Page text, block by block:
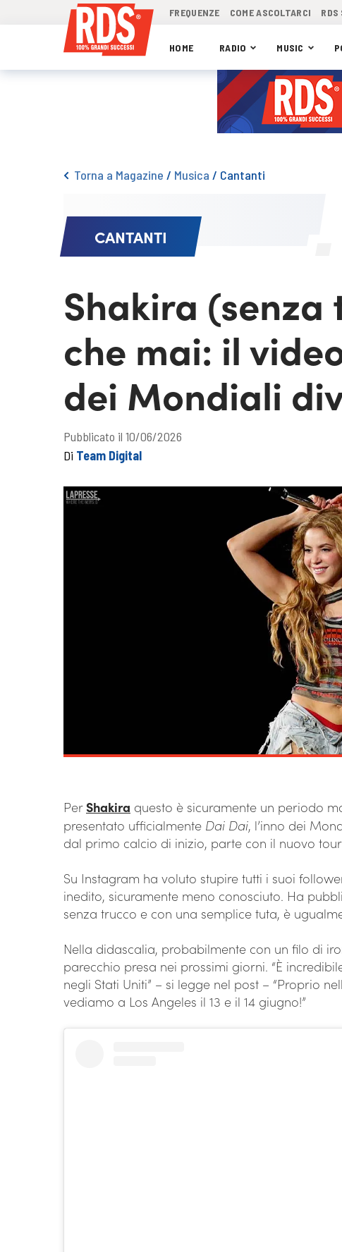
FREQUENZE COME ASCOLTARCI RDS
HOME RADIO MUSIC
Torna a Magazine / Musica / Cantanti
CANTANTI
Shakira (senza
che mai: il
dei Mondiali
Pubblicato il 10/06/2026
Di Team Digital
Per Shakira questo è sicuramente un periodo
presentato ufficialmente Dai Dai, l’inno dei
dal primo calcio di inizio, parte con il nuovo tour
Su Instagram ha voluto stupire tutti i suoi
inedito, sicuramente meno conosciuto. Ha
senza trucco e con una semplice tuta, è
Nella didascalia, probabilmente con un filo di
parecchio presa nei prossimi giorni. “È
negli Stati Uniti” – si legge nel post – “Proprio
vediamo a Los Angeles il 13 e il 14 giugno!”